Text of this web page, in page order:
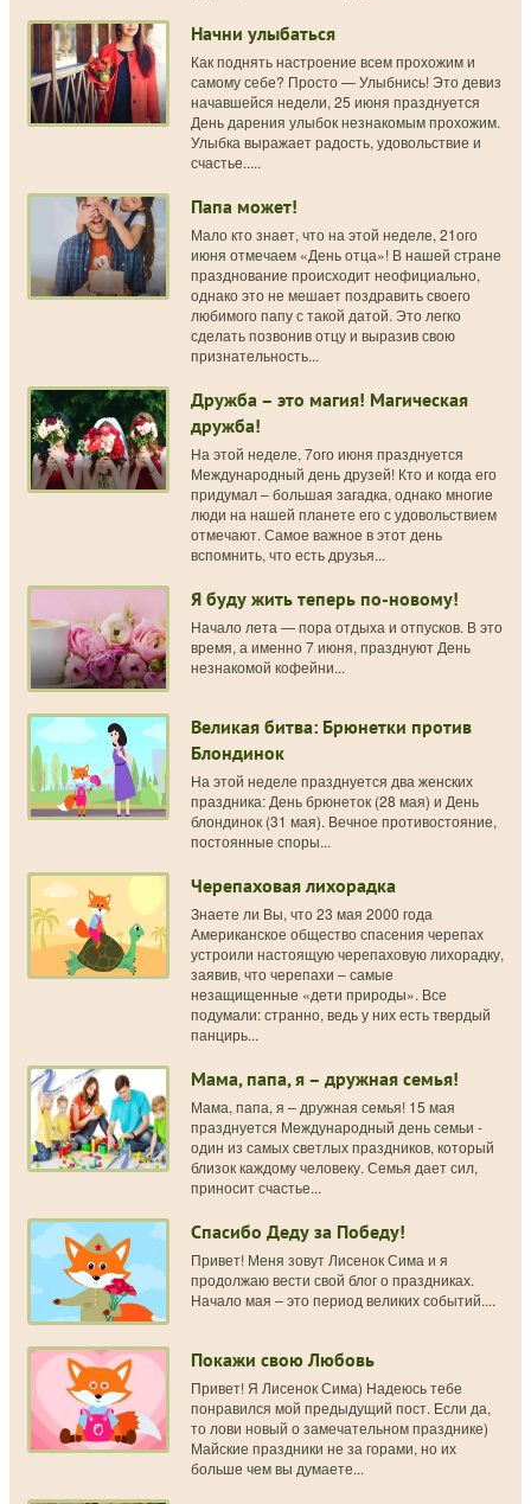
Начни улыбаться
Как поднять настроение всем прохожим и
самому себе? Просто — Улыбнись! Это девиз
начавшейся недели, 25 июня празднуется
День дарения улыбок незнакомым прохожим.
Улыбка выражает радость, удовольствие и
счастье.....
Папа может!
Мало кто знает, что на этой неделе, 21ого
июня отмечаем «День отца»! В нашей стране
празднование происходит неофициально,
однако это не мешает поздравить своего
любимого папу с такой датой. Это легко
сделать позвонив отцу и выразив свою
признательность...
Дружба – это магия! Магическая
дружба!
На этой неделе, 7ого июня празднуется
Международный день друзей! Кто и когда его
придумал – большая загадка, однако многие
люди на нашей планете его с удовольствием
отмечают. Самое важное в этот день
вспомнить, что есть друзья...
Я буду жить теперь по-новому!
Начало лета — пора отдыха и отпусков. В это
время, а именно 7 июня, празднуют День
незнакомой кофейни...
Великая битва: Брюнетки против
Блондинок
На этой неделе празднуется два женских
праздника: День брюнеток (28 мая) и День
блондинок (31 мая). Вечное противостояние,
постоянные споры...
Черепаховая лихорадка
Знаете ли Вы, что 23 мая 2000 года
Американское общество спасения черепах
устроили настоящую черепаховую лихорадку,
заявив, что черепахи – самые
незащищенные «дети природы». Все
подумали: странно, ведь у них есть твердый
панцирь...
Мама, папа, я – дружная семья!
Мама, папа, я – дружная семья! 15 мая
празднуется Международный день семьи -
один из самых светлых праздников, который
близок каждому человеку. Семья дает сил,
приносит счастье...
Спасибо Деду за Победу!
Привет! Меня зовут Лисенок Сима и я
продолжаю вести свой блог о праздниках.
Начало мая – это период великих событий....
Покажи свою Любовь
Привет! Я Лисенок Сима) Надеюсь тебе
понравился мой предыдущий пост. Если да,
то лови новый о замечательном празднике)
Майские праздники не за горами, но их
больше чем вы думаете...